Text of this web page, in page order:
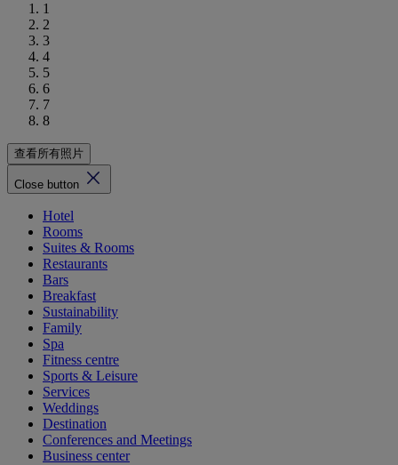
1
2
3
4
5
6
7
8
查看所有照片
Close button
Hotel
Rooms
Suites & Rooms
Restaurants
Bars
Breakfast
Sustainability
Family
Spa
Fitness centre
Sports & Leisure
Services
Weddings
Destination
Conferences and Meetings
Business center